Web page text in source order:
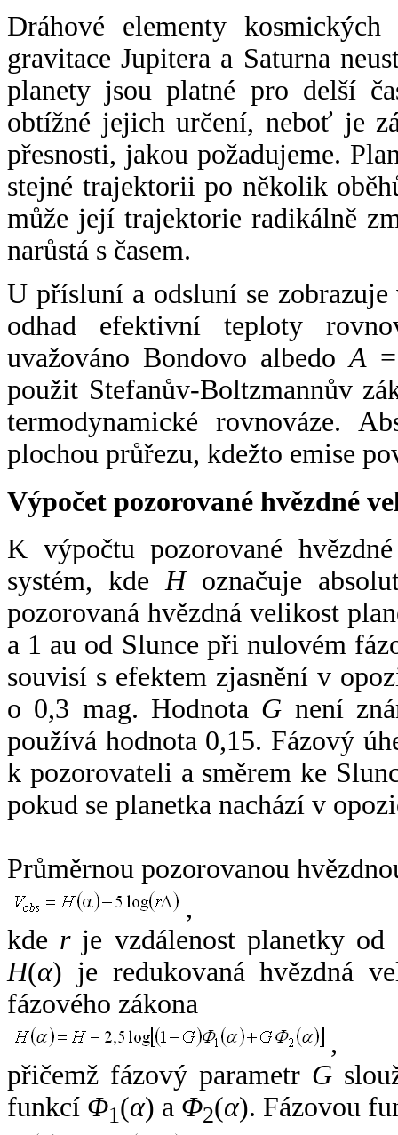
Dráhové elementy
gravitace Jupitera a Saturna
planety jsou platné pro delší
obtížné jejich určení, neboť je
přesnosti, jakou požadujeme.
stejné trajektorii po několik
může její trajektorie radikálně
narůstá s časem.
U přísluní a odsluní se
odhad efektivní teploty
uvažováno Bondovo albedoA
použit Stefanův-Boltzmannův
termodynamické rovnováze.
plochou průřezu, kdežto emise
Výpočet pozorované hvězdné
K výpočtu pozorované
systém, kde Hoznačuje
pozorovaná hvězdná velikost
a 1 au od Slunce při nulovém
souvisí s efektem zjasnění v
o 0,3 mag. Hodnota G není
používá hodnota 0,15. Fázový
k pozorovateli a směrem ke
pokud se planetka nachází v
Průměrnou pozorovanou
,
kde rje vzdálenost planetky od
H(α) je redukovaná hvězdná
fázového zákona
,
přičemž fázový parametr G
funkcí Φ1(α) a Φ2(α). Fázovou